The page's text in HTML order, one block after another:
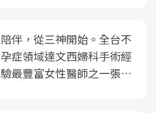
陪伴，從三神開始。全台不
孕症領域達文西婦科手術經
驗最豐富女性醫師之一張永